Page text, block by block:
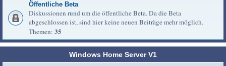
Öffentliche Beta
Diskussionen rund um die öffentliche Beta. Da die Beta
abgeschlossen ist, sind hier keine neuen Beiträge mehr möglich.
Themen: 35
Windows Home Server V1